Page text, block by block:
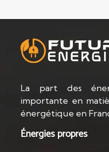
La part des
importante en
énergétique en
Énergies propres